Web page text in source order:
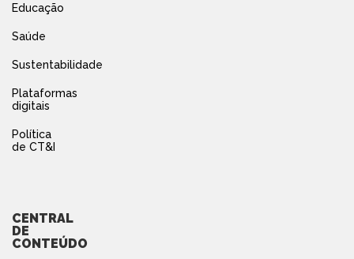
Educação
Saúde
Sustentabilidade
Plataformas
digitais
Política
de CT&I
CENTRAL
DE
CONTEÚDO